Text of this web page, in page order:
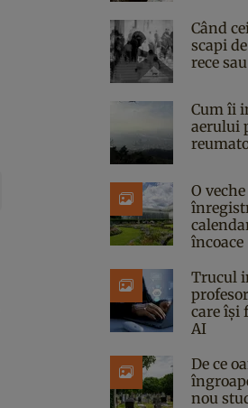
Când
scapi
rece
Cum îi
aerului
O
încoace
Trucul
care își
AI
De ce
nou